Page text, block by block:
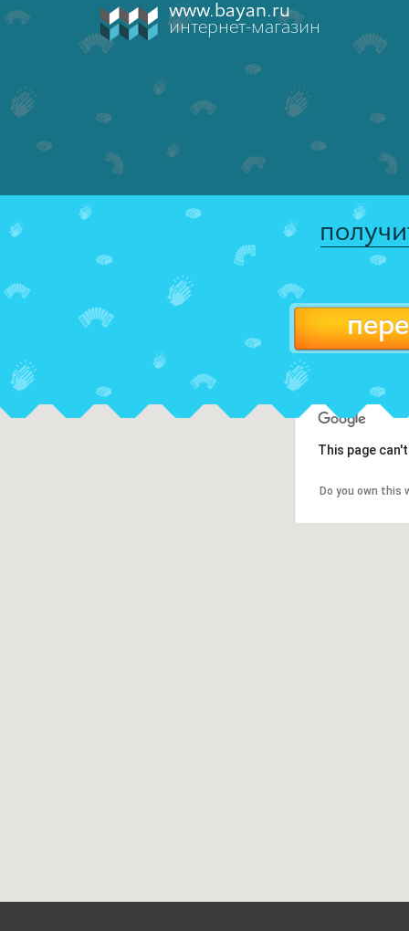
www.bayan.ru
интернет-магазин
This page
Do you own this